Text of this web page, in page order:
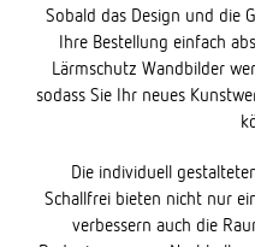
Sobald das Design und die
Ihre Bestellung einfach
Lärmschutz Wandbilder
sodass Sie Ihr neues
Die individuell
Schallfrei bieten nicht nur
verbessern auch die